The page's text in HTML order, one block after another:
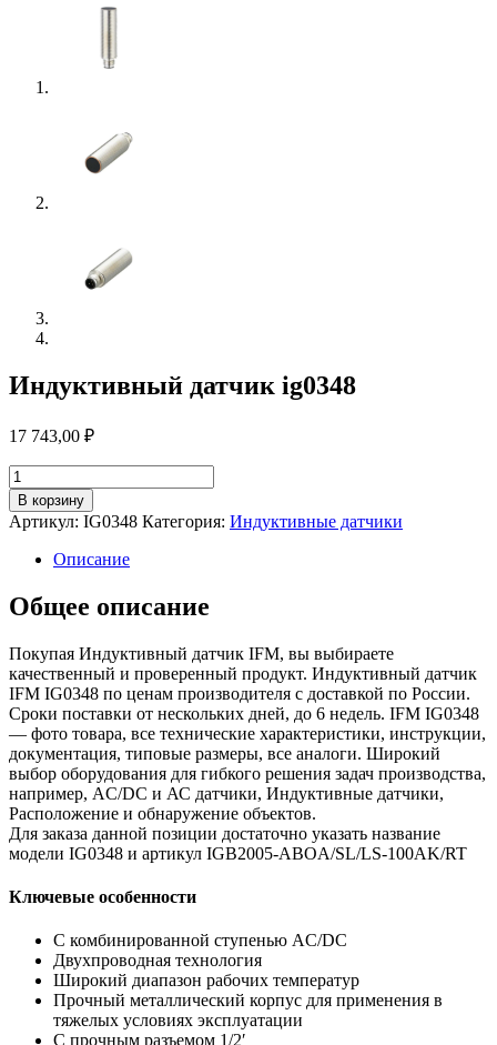
Индуктивный датчик ig0348
17 743,00 ₽
Количество
товара
Индуктивный
датчик
ig0348
В корзину
Артикул: IG0348 Категория: Индуктивные датчики
Описание
Общее описание
Покупая Индуктивный датчик IFM, вы выбираете
качественный и проверенный продукт. Индуктивный датчик
IFM IG0348 по ценам производителя с доставкой по России.
Сроки поставки от нескольких дней, до 6 недель. IFM IG0348
— фото товара, все технические характеристики, инструкции,
документация, типовые размеры, все аналоги. Широкий
выбор оборудования для гибкого решения задач производства,
например, AC/DC и АС датчики, Индуктивные датчики,
Расположение и обнаружение объектов.
Для заказа данной позиции достаточно указать название
модели IG0348 и артикул IGB2005-ABOA/SL/LS-100AK/RT
Ключевые особенности
С комбинированной ступенью AC/DC
Двухпроводная технология
Широкий диапазон рабочих температур
Прочный металлический корпус для применения в
тяжелых условиях эксплуатации
С прочным разъемом 1/2′